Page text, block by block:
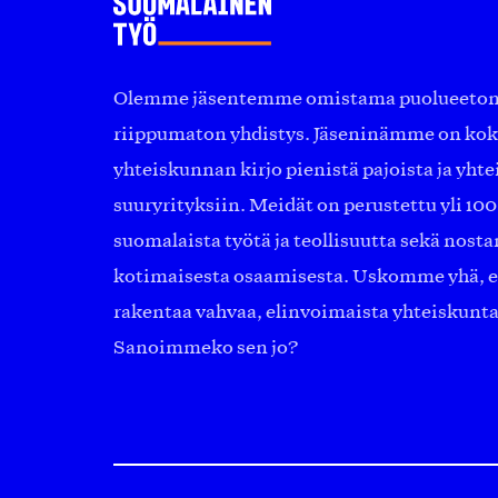
Olemme jäsentemme omistama
riippumaton yhdistys. Jäseninämme on
yhteiskunnan kirjo pienistä pajoista ja
suuryrityksiin. Meidät on perustettu yli
suomalaista työtä ja teollisuutta sekä
kotimaisesta osaamisesta. Uskomme yhä,
rakentaa vahvaa, elinvoimaista
Sanoimmeko sen jo?